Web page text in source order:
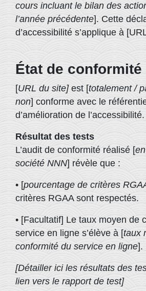
cours incluant le bilan des
l’année précédente]. Cette
d’accessibilité s’applique à
État de conformité
[URL du site] est [totalement /
non] conforme avec le
d’amélioration de l’accessibilité.
Résultat des tests
L’audit de conformité réalisé [
société NNN] révèle que :
• [pourcentage de critères
critères RGAA sont respectés.
• [Facultatif] Le taux moyen de
service en ligne s’élève à [taux
conformité du service en ligne].
[Détailler ici les résultats des
lien vers le rapport de test]